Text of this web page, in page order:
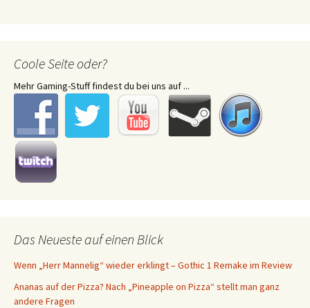
Coole Seite oder?
Mehr Gaming-Stuff findest du bei uns auf ...
Das Neueste auf einen Blick
Wenn „Herr Mannelig“ wieder erklingt – Gothic 1 Remake im Review
Ananas auf der Pizza? Nach „Pineapple on Pizza“ stellt man ganz
andere Fragen